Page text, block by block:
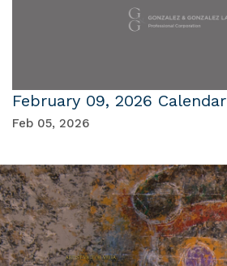
February 09, 2026 Calendar
Feb 05, 2026